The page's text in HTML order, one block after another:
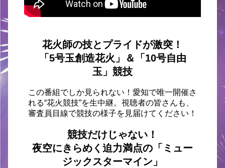
花火師の技とプライドが激突！
「5号玉創造花火」＆「10号自由
玉」競技
この番組でしか見られない！愛知で唯一開催さ
れる“花火競技”を生中継。視聴者の皆さんも、
審査員目線で競技の様子を見届けてください！
競技だけじゃない！
夜空にきらめく迫力満点の「ミュー
ジックスターマイン」